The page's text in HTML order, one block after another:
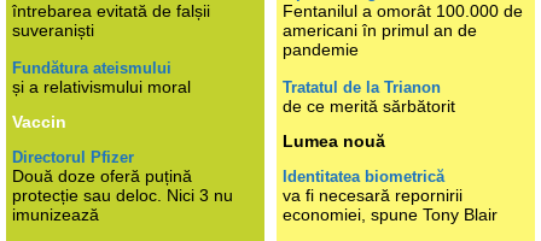
întrebarea evitată de falșii
suveraniști
Fundătura ateismului
și a relativismului moral
Vaccin
Directorul Pfizer
Două doze oferă puțină
protecție sau deloc. Nici 3 nu
imunizează
Fentanilul a omorât 100.000 de
americani în primul an de
pandemie
Tratatul de la Trianon
de ce merită sărbătorit
Lumea nouă
Identitatea biometrică
va fi necesară repornirii
economiei, spune Tony Blair